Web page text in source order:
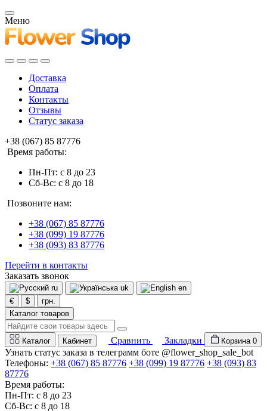
Меню
Доставка
Оплата
Контакты
Отзывы
Статус заказа
+38 (067) 85 87776
Время работы:
Пн-Пт: с 8 до 23
Сб-Вс: с 8 до 18
Позвоните нам:
+38 (067) 85 87776
+38 (099) 19 87776
+38 (093) 83 87776
Перейти в контакты
Заказать звонок
ru uk
en
€
$
грн.
Каталог товаров
Каталог Кабинет Сравнить Закладки Корзина 0
Узнать статус заказа в телеграмм боте @flower_shop_sale_bot
Телефоны: +38 (067) 85 87776 +38 (099) 19 87776 +38 (093) 83
87776
Время работы:
Пн-Пт: с 8 до 23
Сб-Вс: с 8 до 18